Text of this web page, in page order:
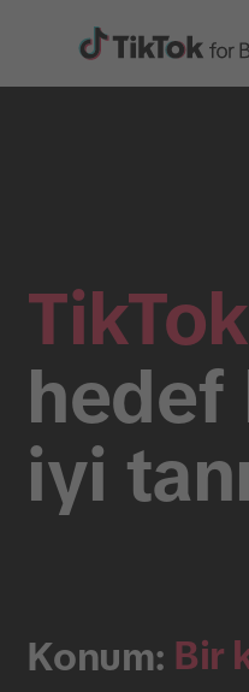
hedef
iyi
Konum: Bir